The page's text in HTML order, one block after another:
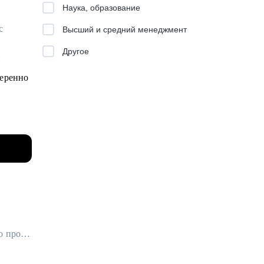
и
Карьерный консультант / Резюмерайтер (подготовка резюме) / Эксперт по профориентации
Наука, образование
Высший и средний менеджмент
Другое